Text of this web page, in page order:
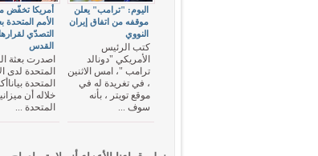
أمريكا تخفّض
الأمم المتحدة
التصدّي
القدس
اصدرت بعثة
المتحدة لدى
المتحدة
خلاله أن
المتحدة ...
اليوم: "ترامب" يعلن
موقفه من اتفاق إيران
النووي
كتب الرئيس
الأمريكي "دونالد
ترامب "، امس الاثنين
، في تغريدة له في
موقع تويتر ، بأنه
سوف ...